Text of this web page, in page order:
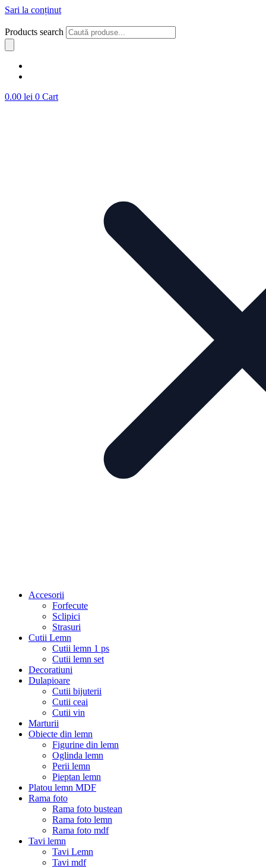
Sari la conținut
Products search
0.00 lei 0 Cart
Accesorii
Forfecute
Sclipici
Strasuri
Cutii Lemn
Cutii lemn 1 ps
Cutii lemn set
Decoratiuni
Dulapioare
Cutii bijuterii
Cutii ceai
Cutii vin
Marturii
Obiecte din lemn
Figurine din lemn
Oglinda lemn
Perii lemn
Pieptan lemn
Platou lemn MDF
Rama foto
Rama foto bustean
Rama foto lemn
Rama foto mdf
Tavi lemn
Tavi Lemn
Tavi mdf